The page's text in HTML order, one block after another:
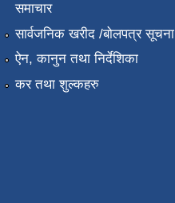
समाचार
सार्वजनिक खरीद /बोलपत्र सूचना
ऐन, कानुन तथा निर्देशिका
कर तथा शुल्कहरु